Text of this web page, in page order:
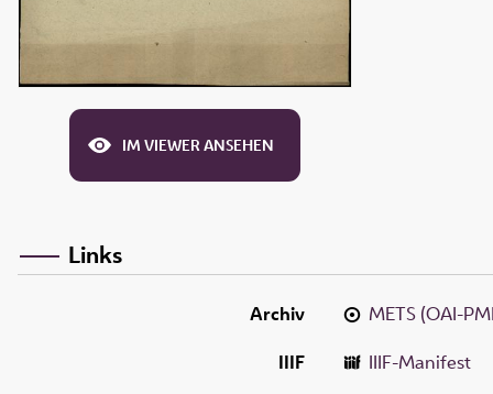
IM VIEWER ANSEHEN
Links
Archiv
METS (OAI-
IIIF
IIIF-Manifest